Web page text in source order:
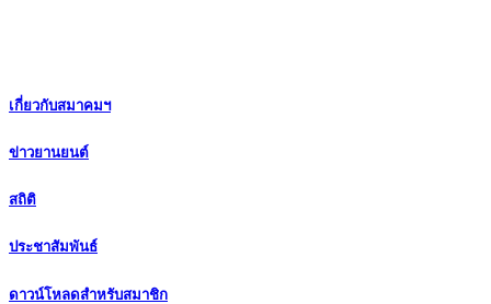
เกี่ยวกับสมาคมฯ
ข่าวยานยนต์
สถิติ
ประชาสัมพันธ์
ดาวน์โหลดสำหรับสมาชิก